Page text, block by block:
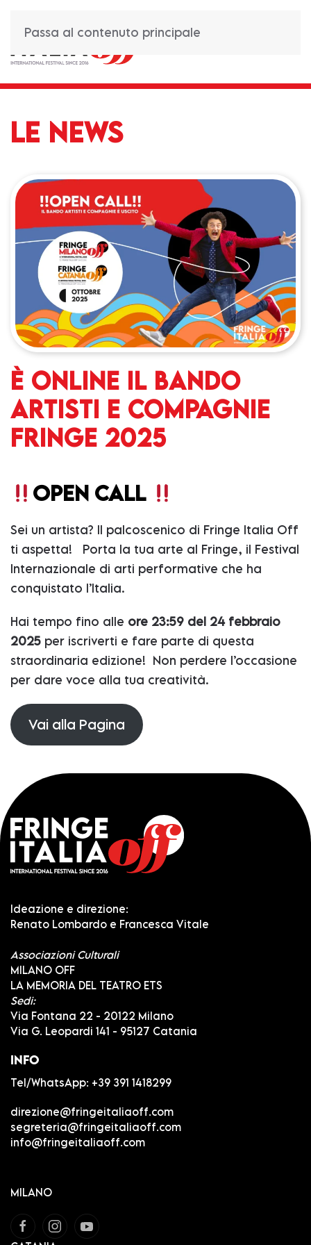
Passa al contenuto principale
LE NEWS
È ONLINE IL BANDO
ARTISTI E COMPAGNIE
FRINGE 2025
OPEN CALL
Sei un artista? Il palcoscenico di Fringe Italia Off
ti aspetta! Porta la tua arte al Fringe, il Festival
Internazionale di arti performative che ha
conquistato l’Italia.
Hai tempo fino alle ore 23:59 del 24 febbraio
2025 per iscriverti e fare parte di questa
straordinaria edizione! Non perdere l’occasione
per dare voce alla tua creatività.
Vai alla Pagina
Ideazione e direzione:
Renato Lombardo e Francesca Vitale
Associazioni Culturali
MILANO OFF
LA MEMORIA DEL TEATRO ETS
Sedi:
Via Fontana 22 - 20122 Milano
Via G. Leopardi 141 - 95127 Catania
INFO
Tel/WhatsApp: +39 391 1418299
direzione@fringeitaliaoff.com
segreteria@fringeitaliaoff.com
info@fringeitaliaoff.com
MILANO